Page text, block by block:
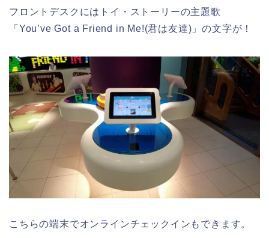
フロントデスクにはトイ・ストーリーの主題歌
「You’ve Got a Friend in Me!(君は友達)」の文字が！
こちらの端末でオンラインチェックインもできます。